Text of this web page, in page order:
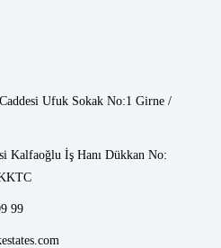
Ufuk Sokak No:1 Girne /
Kalfaoğlu İş Hanı Dükkan No:
99